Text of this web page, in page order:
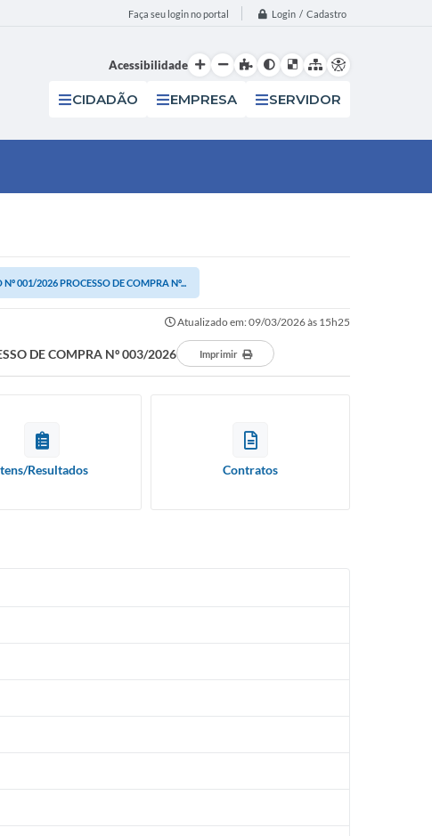
Faça seu login no portal Login / Cadastro
Acessibilidade
CIDADÃO EMPRESA SERVIDOR
001/2026 PROCESSO DE COMPRA Nº...
Atualizado em: 09/03/2026 às 15h25
DE COMPRA Nº 003/2026 Imprimir
Resultados Contratos